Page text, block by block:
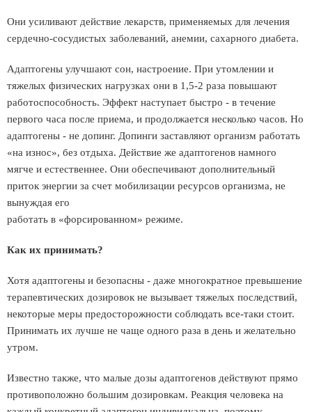
Они усиливают действие лекарств, применяемых для лечения
сердечно-сосудистых заболеваний, анемии, сахарного диабета.
Адаптогены улучшают сон, настроение. При утомлении и
тяжелых физических нагрузках они в 1,5-2 раза повышают
работоспособность. Эффект наступает быстро - в течение
первого часа после приема, и продолжается несколько часов. Но
адаптогены - не допинг. Допинги заставляют организм работать
«на износ», без отдыха. Действие же адаптогенов намного
мягче и естественнее. Они обеспечивают дополнительный
приток энергии за счет мобилизации ресурсов организма, не
вынуждая его
работать в «форсированном» режиме.
Как их принимать?
Хотя адаптогены и безопасны - даже многократное превышение
терапевтических дозировок не вызывает тяжелых последствий,
некоторые меры предосторожности соблюдать все-таки стоит.
Принимать их лучше не чаще одного раза в день и желательно
утром.
Известно также, что малые дозы адаптогенов действуют прямо
противоположно большим дозировкам. Реакция человека на